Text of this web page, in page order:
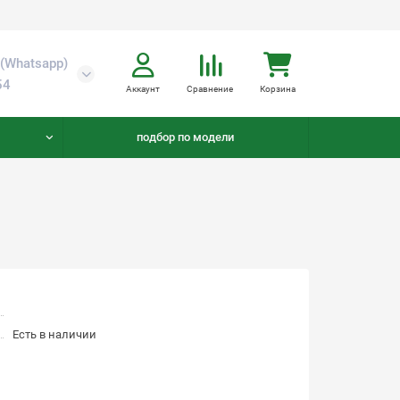
Аккаунт Сравнение Корзина
подбор по модели
Есть в наличии